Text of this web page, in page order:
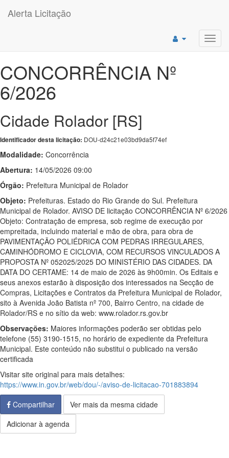
Alerta Licitação
CONCORRÊNCIA Nº
6/2026
Cidade Rolador [RS]
Identificador desta licitação: DOU-d24c21e03bd9da5f74ef
Modalidade: Concorrência
Abertura: 14/05/2026 09:00
Órgão: Prefeitura Municipal de Rolador
Objeto: Prefeituras. Estado do Rio Grande do Sul. Prefeitura
Municipal de Rolador. AVISO DE licitação CONCORRÊNCIA Nº 6/2026
Objeto: Contratação de empresa, sob regime de execução por
empreitada, incluindo material e mão de obra, para obra de
PAVIMENTAÇÃO POLIÉDRICA COM PEDRAS IRREGULARES,
CAMINHÓDROMO E CICLOVIA, COM RECURSOS VINCULADOS A
PROPOSTA Nº 052025/2025 DO MINISTÉRIO DAS CIDADES. DA
DATA DO CERTAME: 14 de maio de 2026 às 9h00min. Os Editais e
seus anexos estarão à disposição dos interessados na Secção de
Compras, Licitações e Contratos da Prefeitura Municipal de Rolador,
sito à Avenida João Batista nº 700, Bairro Centro, na cidade de
Rolador/RS e no sítio da web: www.rolador.rs.gov.br
Observações: Maiores informações poderão ser obtidas pelo
telefone (55) 3190-1515, no horário de expediente da Prefeitura
Municipal. Este conteúdo não substitui o publicado na versão
certificada
Visitar site original para mais detalhes:
https://www.in.gov.br/web/dou/-/aviso-de-licitacao-701883894
Compartilhar
Ver mais da mesma cidade
Adicionar à agenda